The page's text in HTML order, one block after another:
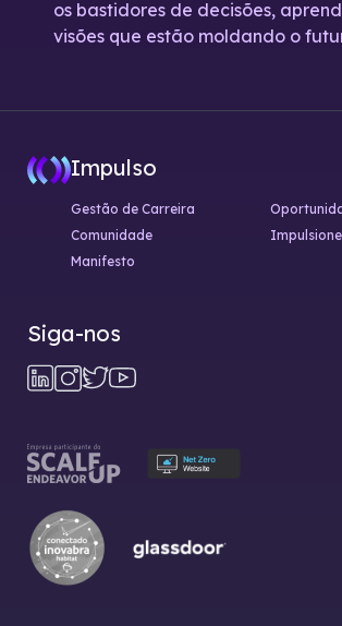
os bastidores de decisões,
visões que estão moldando o
Impulso
Gestão de Carreira
Comunidade
Manifesto
Siga-nos